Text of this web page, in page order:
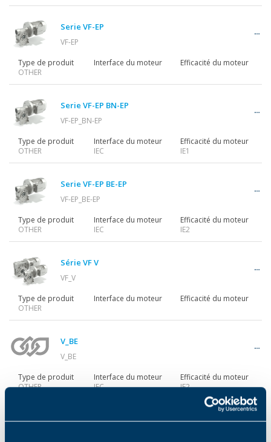
Serie VF-EP
VF-EP
Type de produit
OTHER
Interface du moteur Efficacité du moteur
Serie VF-EP BN-EP
VF-EP_BN-EP
Type de produit
OTHER
Interface du moteur
IEC
Efficacité du moteur
IE1
Serie VF-EP BE-EP
VF-EP_BE-EP
Type de produit
OTHER
Interface du moteur
IEC
Efficacité du moteur
IE2
Série VF V
VF_V
Type de produit
OTHER
Interface du moteur Efficacité du moteur
V_BE
V_BE
Type de produit
OTHER
Interface du moteur
IEC
Efficacité du moteur
IE2
V_BX